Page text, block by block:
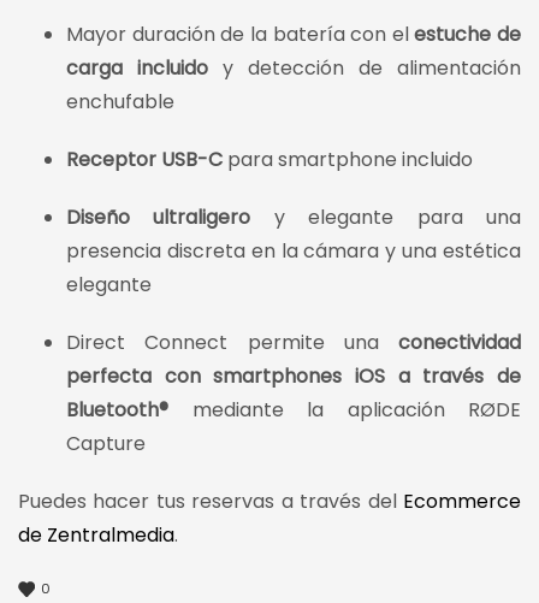
Mayor duración de la batería con elestuche de
carga incluido y detección de alimentación
enchufable
Receptor USB-C para smartphone incluido
Diseño ultraligero y elegante para una
presencia discreta en la cámara y una estética
elegante
Direct Connect permite una conectividad
perfecta con smartphones iOS a través de
Bluetooth® mediante la aplicación RØDE
Capture
Puedes hacer tus reservas a través del Ecommerce
de Zentralmedia.
0